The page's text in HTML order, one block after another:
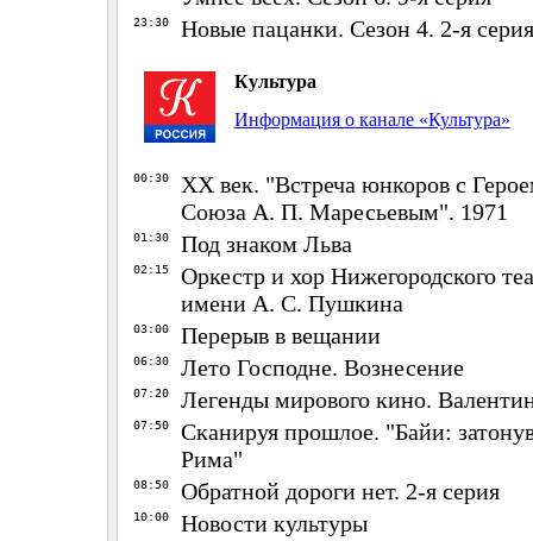
23:30 Новые пацанки. Сезон 4. 2-я серия
Культура
Информация о канале «Культура»
00:30
ХХ век. "Встреча юнкоров с
Союза А. П. Маресьевым". 1971
01:30 Под знаком Льва
02:15
Оркестр и хор Нижегородского
имени А. С. Пушкина
03:00 Перерыв в вещании
06:30 Лето Господне. Вознесение
07:20 Легенды мирового кино.
07:50
Сканируя прошлое. "Байи:
Рима"
08:50 Обратной дороги нет. 2-я серия
10:00 Новости культуры